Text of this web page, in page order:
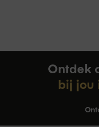
Ontdek
bij jou